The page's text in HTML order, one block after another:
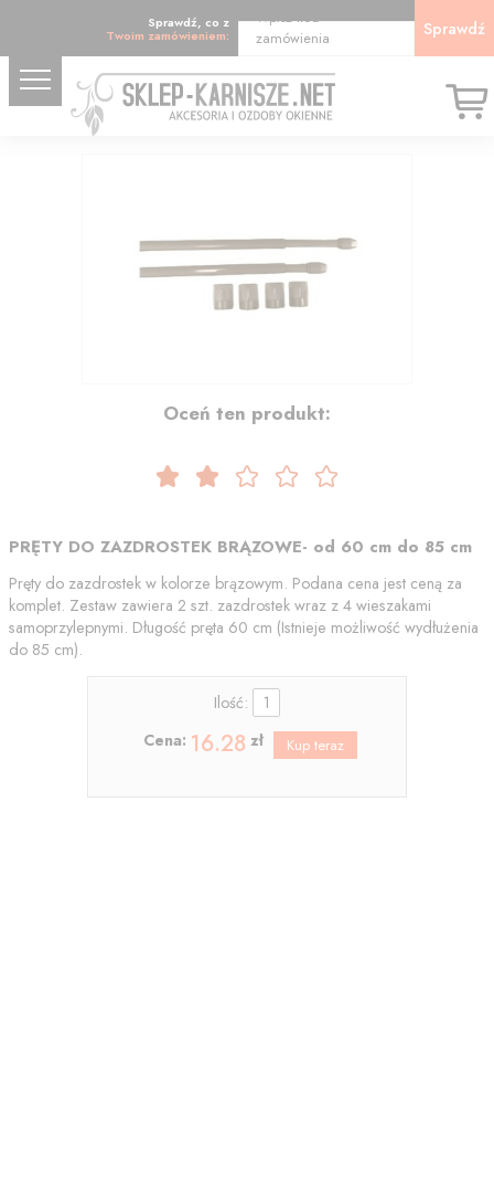
Sprawdź, co z
Twoim zamówieniem:
Wpisz kod
zamówienia
Sprawdź
Oceń ten produkt:
PRĘTY DO ZAZDROSTEK BRĄZOWE- od 60 cm do 85 cm
Pręty do zazdrostek w kolorze brązowym. Podana cena jest ceną za
komplet. Zestaw zawiera 2 szt. zazdrostek wraz z 4 wieszakami
samoprzylepnymi. Długość pręta 60 cm (Istnieje możliwość wydłużenia
do 85 cm).
Ilość:
Cena: 16.28 zł